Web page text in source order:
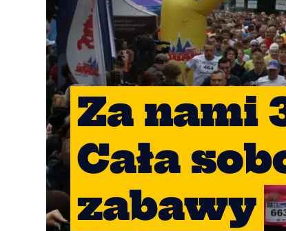
Za nami
Cała
zabawy